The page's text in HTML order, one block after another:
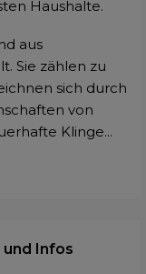
Haushalte.
aus
Sie zählen zu
sich durch
von
Klinge...
Infos